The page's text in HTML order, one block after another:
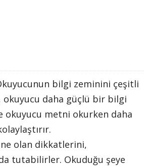
bilgi zeminini çeşitli
okuyucu daha güçlü bir bilgi
metni okurken daha
olan dikkatlerini,
tutabilirler. Okuduğu şeye